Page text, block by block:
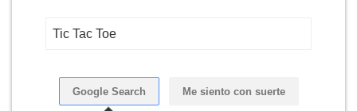
Tic Tac Toe
Google Search Me siento con suerte